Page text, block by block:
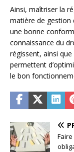
Ainsi, maîtriser la
matière de gestion
une bonne
connaissance du
régissent, ainsi
permettent
le bon